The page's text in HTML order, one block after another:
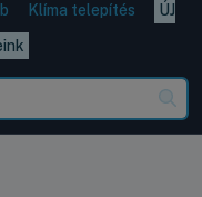
Klíma telepítés
ÚJ